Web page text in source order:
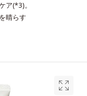
ア(*3)。
晴らす